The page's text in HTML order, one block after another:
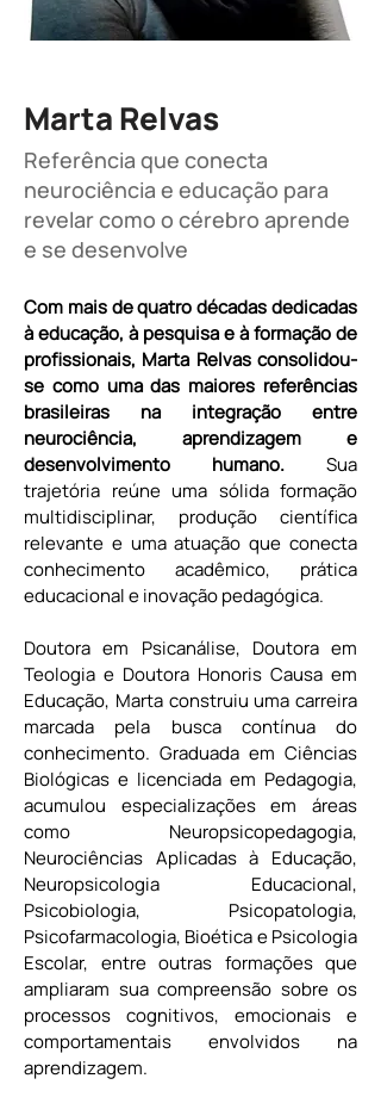
Marta Relvas
Referência que conecta
neurociência e educação para
revelar como o cérebro aprende
e se desenvolve
Com mais de quatro décadas dedicadas
à educação, à pesquisa e à formação de
profissionais, Marta Relvas consolidou-
se como uma das maiores referências
brasileiras na integração entre
neurociência, aprendizagem e
desenvolvimento humano. Sua
trajetória reúne uma sólida formação
multidisciplinar, produção científica
relevante e uma atuação que conecta
conhecimento acadêmico, prática
educacional e inovação pedagógica.
Doutora em Psicanálise, Doutora em
Teologia e Doutora Honoris Causa em
Educação, Marta construiu uma carreira
marcada pela busca contínua do
conhecimento. Graduada em Ciências
Biológicas e licenciada em Pedagogia,
acumulou especializações em áreas
como Neuropsicopedagogia,
Neurociências Aplicadas à Educação,
Neuropsicologia Educacional,
Psicobiologia, Psicopatologia,
Psicofarmacologia, Bioética e Psicologia
Escolar, entre outras formações que
ampliaram sua compreensão sobre os
processos cognitivos, emocionais e
comportamentais envolvidos na
aprendizagem.